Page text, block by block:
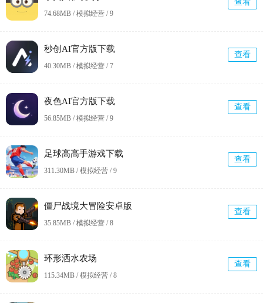
74.68MB / 模拟经营 /9
查看
秒创AI官方版下载
40.30MB / 模拟经营 /7
查看
夜色AI官方版下载
56.85MB / 模拟经营 /9
查看
足球高高手游戏下载
311.30MB / 模拟经营 /9
查看
僵尸战境大冒险安卓版
35.85MB / 模拟经营 /8
查看
环形洒水农场
115.34MB / 模拟经营 /8
查看